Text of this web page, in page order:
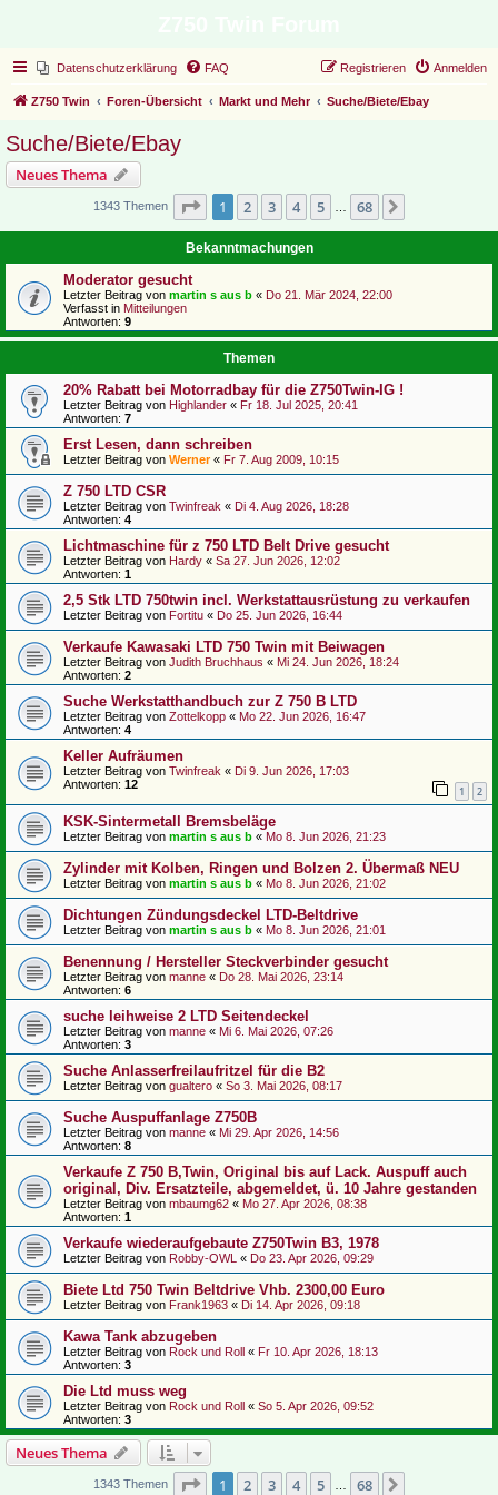
Datenschutzerklärung FAQ Anmelden
Registrieren
Z750 Twin Foren-Übersicht Markt und Mehr Suche/Biete/Ebay
Suche/Biete/Ebay
Neues Thema
1343 Themen Seite 1von 68
1 2 3 4 5 68
Bekanntmachungen
Moderator gesucht
Letzter Beitrag von martin s aus b « Do 21. Mär 2024, 22:00
Verfasst in Mitteilungen
Antworten: 9
Themen
20% Rabatt bei Motorradbay für die Z750Twin-IG !
Letzter Beitrag von Highlander « Fr 18. Jul 2025, 20:41
Antworten: 7
Erst Lesen, dann schreiben
Letzter Beitrag von Werner« Fr 7. Aug 2009, 10:15
Z 750 LTD CSR
Letzter Beitrag von Twinfreak « Di 4. Aug 2026, 18:28
Antworten: 4
Lichtmaschine für z 750 LTD Belt Drive gesucht
Letzter Beitrag von Hardy « Sa 27. Jun 2026, 12:02
Antworten: 1
2,5 Stk LTD 750twin incl. Werkstattausrüstung zu verkaufen
Letzter Beitrag von Fortitu « Do 25. Jun 2026, 16:44
Verkaufe Kawasaki LTD 750 Twin mit Beiwagen
Letzter Beitrag von Judith Bruchhaus « Mi 24. Jun 2026, 18:24
Antworten: 2
Suche Werkstatthandbuch zur Z 750 B LTD
Letzter Beitrag von Zottelkopp « Mo 22. Jun 2026, 16:47
Antworten: 4
Keller Aufräumen
Letzter Beitrag von Twinfreak « Di 9. Jun 2026, 17:03
Antworten: 12 1 2
KSK-Sintermetall Bremsbeläge
Letzter Beitrag von martin s aus b « Mo 8. Jun 2026, 21:23
Zylinder mit Kolben, Ringen und Bolzen 2. Übermaß NEU
Letzter Beitrag von martin s aus b « Mo 8. Jun 2026, 21:02
Dichtungen Zündungsdeckel LTD-Beltdrive
Letzter Beitrag von martin s aus b « Mo 8. Jun 2026, 21:01
Benennung / Hersteller Steckverbinder gesucht
Letzter Beitrag von manne « Do 28. Mai 2026, 23:14
Antworten: 6
suche leihweise 2 LTD Seitendeckel
Letzter Beitrag von manne « Mi 6. Mai 2026, 07:26
Antworten: 3
Suche Anlasserfreilaufritzel für die B2
Letzter Beitrag von gualtero « So 3. Mai 2026, 08:17
Suche Auspuffanlage Z750B
Letzter Beitrag von manne « Mi 29. Apr 2026, 14:56
Antworten: 8
Verkaufe Z 750 B,Twin, Original bis auf Lack. Auspuff auch
original, Div. Ersatzteile, abgemeldet, ü. 10 Jahre gestanden
Letzter Beitrag von mbaumg62 « Mo 27. Apr 2026, 08:38
Antworten: 1
Verkaufe wiederaufgebaute Z750Twin B3, 1978
Letzter Beitrag von Robby-OWL « Do 23. Apr 2026, 09:29
Biete Ltd 750 Twin Beltdrive Vhb. 2300,00 Euro
Letzter Beitrag von Frank1963 « Di 14. Apr 2026, 09:18
Kawa Tank abzugeben
Letzter Beitrag von Rock und Roll « Fr 10. Apr 2026, 18:13
Antworten: 3
Die Ltd muss weg
Letzter Beitrag von Rock und Roll « So 5. Apr 2026, 09:52
Antworten: 3
Neues Thema
1343 Themen Seite 1von 68
1 2 3 4 5 68